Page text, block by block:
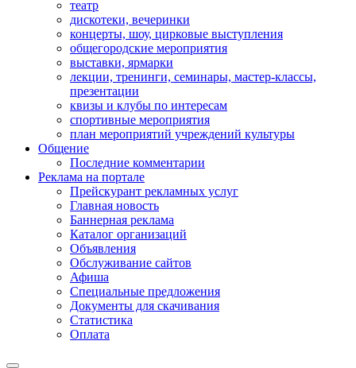
театр
дискотеки, вечеринки
концерты, шоу, цирковые выступления
общегородские мероприятия
выставки, ярмарки
лекции, тренинги, семинары, мастер-классы,
презентации
квизы и клубы по интересам
спортивные мероприятия
план мероприятий учреждений культуры
Общение
Последние комментарии
Реклама на портале
Прейскурант рекламных услуг
Главная новость
Баннерная реклама
Каталог организаций
Объявления
Обслуживание сайтов
Афиша
Специальные предложения
Документы для скачивания
Статистика
Оплата